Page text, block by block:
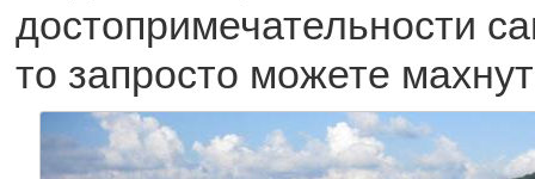
достопримечательности
то запросто можете